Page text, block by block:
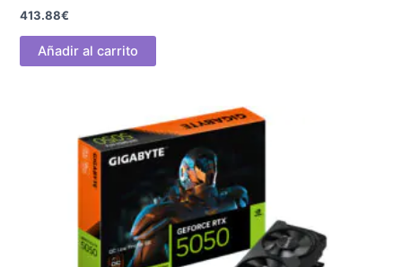
413.88€
Añadir al carrito